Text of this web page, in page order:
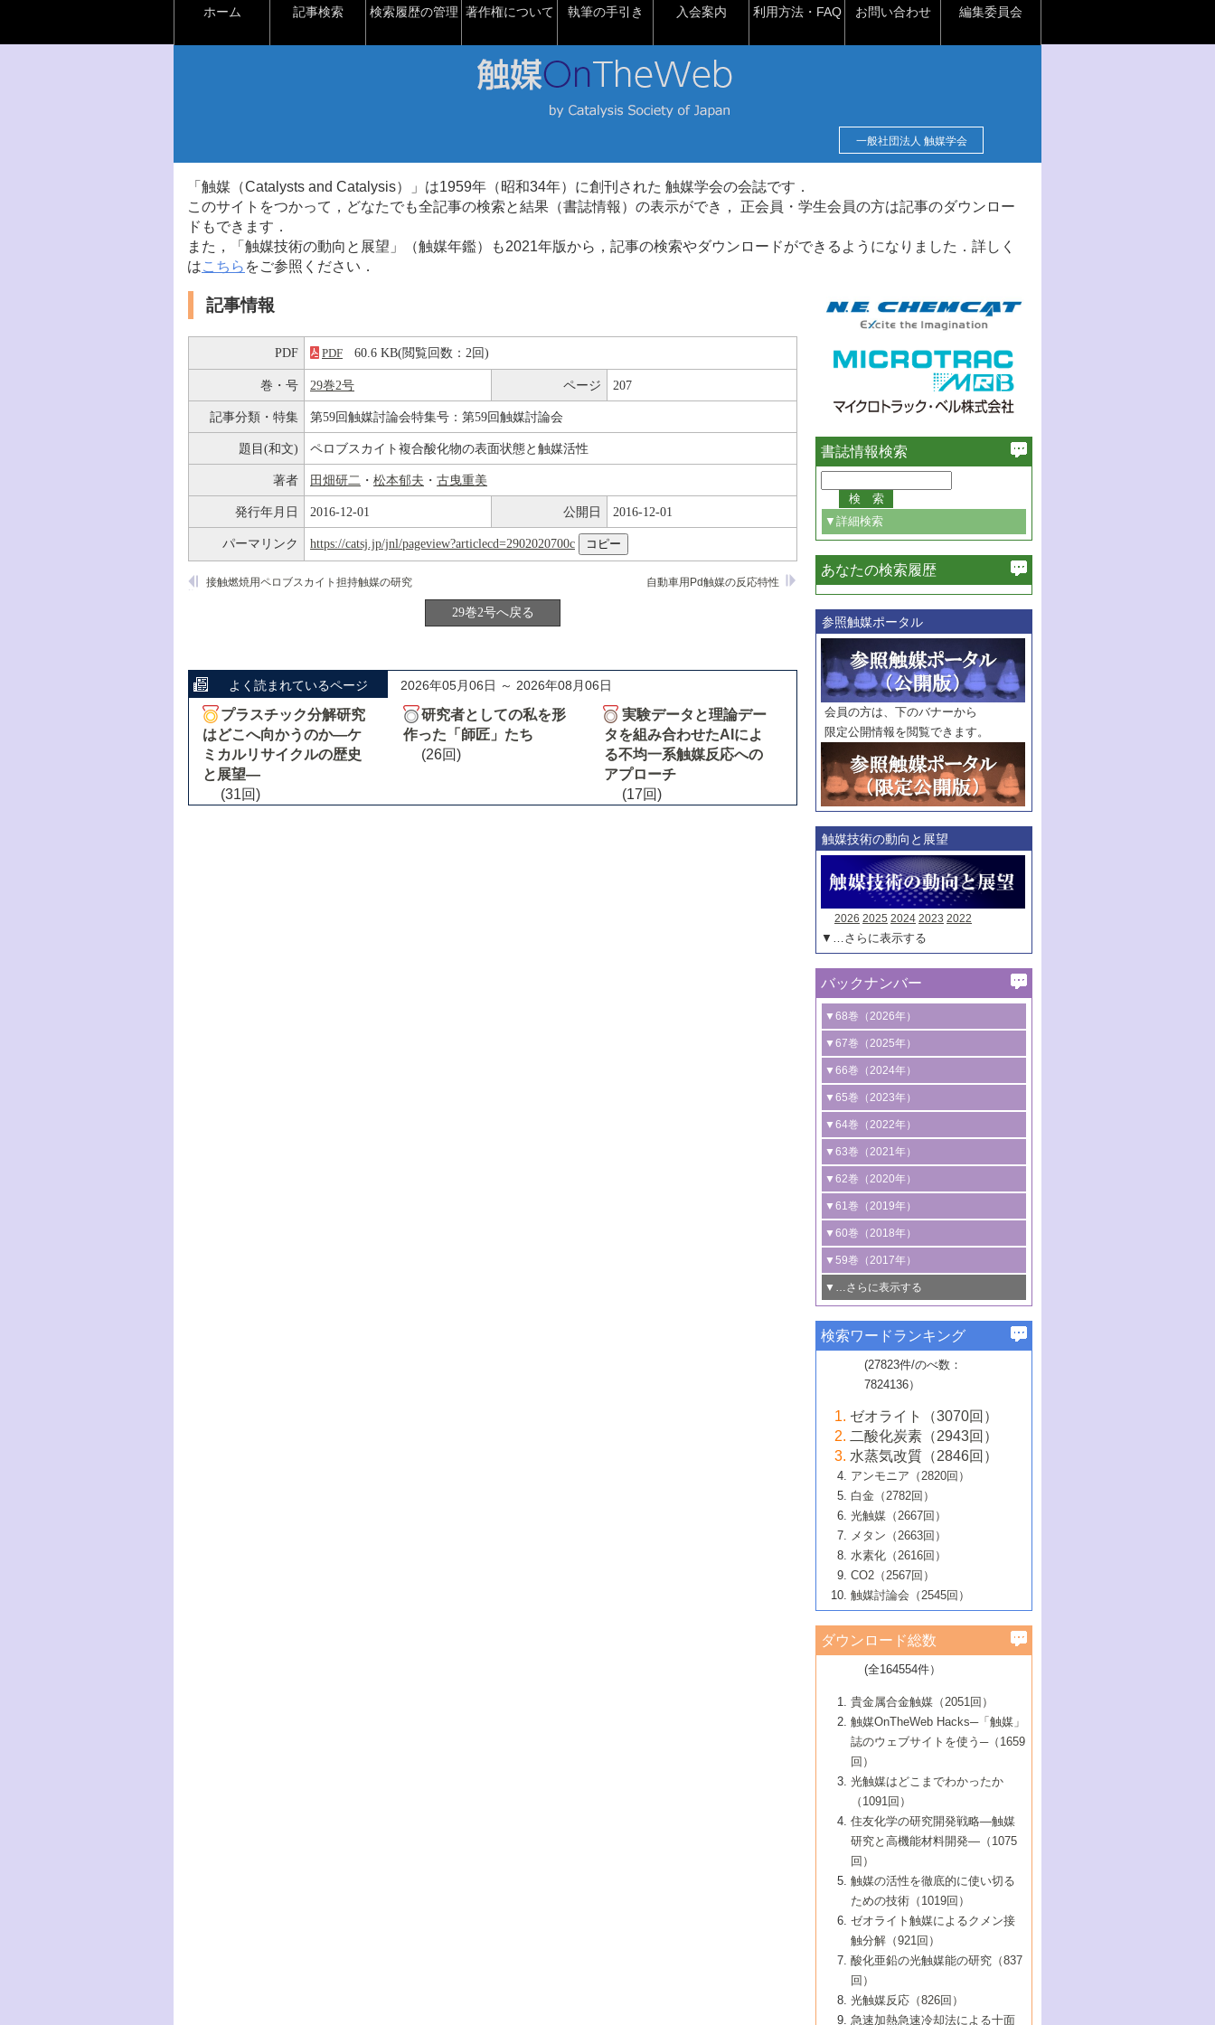
ホーム 記事検索 検索履歴の管理 著作権について 執筆の手引き 入会案内 利用方法・FAQ お問い合わせ 編集委員会
一般社団法人 触媒学会
「触媒（Catalysts and Catalysis）」は1959年（昭和34年）に創刊された 触媒学会の会誌です．
このサイトをつかって，どなたでも全記事の検索と結果（書誌情報）の表示ができ， 正会員・学生会員の方は記事のダウンロー
ドもできます．
また，「触媒技術の動向と展望」（触媒年鑑）も2021年版から，記事の検索やダウンロードができるようになりました．詳しく
はこちら をご参照ください．
記事情報
PDF PDF 60.6 KB(閲覧回数：2回)
巻・号 29巻2号 ページ 207
記事分類・特集 第59回触媒討論会特集号：第59回触媒討論会
題目(和文) ペロブスカイト複合酸化物の表面状態と触媒活性
著者 田畑研二 ・ 松本郁夫 ・ 古曳重美
発行年月日 2016-12-01 公開日 2016-12-01
パーマリンク https://catsj.jp/jnl/pageview?articlecd=2902020700c
自動車用Pd触媒の反応特性
接触燃焼用ペロブスカイト担持触媒の研究
29巻2号へ戻る
よく読まれているページ 2026年05月06日 ～ 2026年08月06日
プラスチック分解研究
はどこへ向かうのか―ケ
ミカルリサイクルの歴史
と展望―
(31回)
研究者としての私を形
作った「師匠」たち
(26回)
実験データと理論デー
タを組み合わせたAIによ
る不均一系触媒反応への
アプローチ
(17回)
書誌情報検索
▼詳細検索
必ず含む
巻・号指定
巻
号
範囲指定
巻
号～
巻
号
触媒年鑑
年度
記事種別
マーク：
マークあり
あなたの検索履歴
参照触媒ポータル
会員の方は、下のバナーから
限定公開情報を閲覧できます。
触媒技術の動向と展望
2026 2025 2024 2023 2022
▼…さらに表示する
バックナンバー
▼68巻（2026年）
1号 過酸化水素合成に関する研究動向
2号 コンピューター技術により加速する
触媒開発
3号 有機分子変換やCO 資源化のための
光触媒に関する最近の研究
B号 第137回触媒討論会（2026年）
▼67巻（2025年）
1号 CO
水素化によるグリーン燃料/グリ
ーンケミカル製造
2号 水素製造のための水分解技術に関す
る最近の研究
3号 オレフィン系樹脂の精密合成に関す
る最新技術
4号 アルコール類の効率的変換を実現す
る非貴金属触媒の研究動向
5号 ゼオライトの合成と応用における研
究動向
6号 ヘテロ接合界面
B号 第135回触媒討論会（2025年）
▼66巻（2024年）
1号 低次元ナノ構造を有する触媒材料
2号 規制反応場を活用した固体触媒研究
の新展開
3号 未踏分子変換を目指した酸化触媒プ
ロセスの最前線
4号 シンクロトロン放射光および中性子
線を利用した触媒解析技術の最先端
5号 単原子触媒
6号 参照触媒委員会からのお知らせ
B号 第133回触媒討論会（2023年）
▼65巻（2023年）
1号 炭素が関わる触媒機能
2号 プラスチックケミカルリサイクルの
ための触媒技術
3号 非酸化物系金属化合物を基盤とした
触媒材料の開発
4号 格子酸素・格子酸素欠陥を利用した
触媒反応
5号 生体触媒によるエネルギー変換反応
6号 窒素とリンの循環のための触媒・機
能性材料
▼64巻（2022年）
1号 合成ガス製造とCOを用いるケミカル
ズ合成の最新動向
2号 化学品合成のための合金触媒開発
3号 CO の排出削減および有効活用のた
めの触媒技術
4号 若手による情報発信企画～とびたて
若き触媒の研究者たち～（1）
若き触媒の研究者たち～（2）
6号 石油のノーブル・ユースを志向した
触媒技術
大学：オンライン・対面開催）
▼63巻（2021年）
1号 金触媒の新展開
2号 ペロブスカイト
3号 特殊反応場を利用した触媒的分子変
換反応
4号 多孔質材料を用いた触媒の新展開
5号 情報学的手法を用いた触媒開発
6号 カーボンニュートラルに向けた電解
技術
B号 第127回触媒討論会（2021年・オン
ライン開催(Zoom)のみ）
▼62巻（2020年）
1号 触媒設計を拓く欠陥構造のキャラク
タリゼーション
2号 機能化学品製造に資するクリーンな
触媒的酸化反応
3号 水処理のための触媒化学
4号 光触媒を用いた水分解の最新の研究
動向
5号 次世代の触媒プロセスを支えるマイ
6号 メタン転換技術の最新動向
B号 第125回触媒討論会（2020年・工学
院大学）
▼61巻（2019年）
1号 物質移動制御に着目した触媒プロセ
ス開発
2号 CO2 フリー水素サプライチェーンに
関わる触媒開発動向
3号 精密高分子合成に関する最近の研究
動向
4号 バイオマス化成品製造のための触媒
5号 固体触媒による含窒素有機化合物変
換の最前線
6号 貴金属使用量低減に向けた自動車排
ガス浄化触媒の開発
B号 第123回触媒討論会（2019年・大阪
▼60巻（2018年）
1号 固体酸触媒の最新の研究動向
2号 二酸化炭素からの有用化学品合成
3号 ナノ粒子・クラスター触媒の最前線
4号 60周年記念企画
5号 進化するゼオライト合成技術
6号 非貴金属系触媒における電気化学的
B号 第121回触媒討論会（2018年・東京
大学）
▼59巻（2017年）
1号 いたるところに，触媒
最先端技術
3号 無機分離膜材料の開発と触媒反応プ
ロセスへの適用
5号 水素のふるまいを解き明かす最先端
研究
6号 低級アルカンの有効利用のための触
媒技術
B号 第119回触媒討論会（2017年・首都
大学東京）
▼…さらに表示する
1号 ユニークな構造の高分子を生み出す触
2号 リグニンからの化成品製造に向けた触
媒技術
3号 触媒研究の最先端～とびたて若き研究
者たち～（1）
4号 触媒研究の最先端～とびたて若き研究
者たち～（2）
5号 触媒研究の最先端～とびたて若き研究
者たち～（3）
6号 イオニクス材料と燃料電池・電解合成
の最新の研究動向
B号 第117回触媒討論会（2016年・大阪府
立大学）
▼57巻（2015年）
1号 水素キャリアにかかわる触媒技術の新
2号 石油精製用触媒の最近の進展
3号 固体酸化物形燃料電池（SOFC）におけ
るアノード触媒上での燃料直接改質技術
4号 コアシェル構造の制御による触媒機能
5号 工業触媒およびその周辺技術の最近の
進歩
6号 ナノシート
B号 第115回触媒討論会（2015年・成蹊大
▼56巻（2014年）
2号 光触媒反応機構に関する最新の研究動
向
開発動向
4号 人工光合成に向けた近年のアプローチ
5号 未利用熱エネルギーの有効活用に貢献
する触媒技術
6号 ポリオキソメタレート
B号 第113回触媒討論会（2014年・ロワジ
ールホテル豊橋）
1号 高耐久性燃料電池システム用触媒にお
ける新展開
2号 リビングラジカル重合の最近の動向
3号 天然ガスの化学工業的展開に関する触
媒技術
4号 貴金属触媒の精密構造制御とその活用
5号 バイオマス化成品製造のための固体触
6号 ナノ空間─吸着状態解析から新機能開拓
B号 第111回触媒討論会（2013年・関西大
▼54巻（2012年）
1号 規則性多孔体の利用技術における最近
の進歩
2号 第109回触媒討論会
3号 貴金属低減技術の最新動向
4号 貴金属代替技術の最新動向
5号 光触媒による物質変換反応の新展開
6号 グラフェン
7号 水素を利用する化成品合成の新潮流
▼53巻（2011年）
1号 金属学から見る合金触媒の新展開
2号 第107回触媒討論会
3号 触媒のその場観察法の進歩（１）
4号 触媒のその場観察法の進歩（２）
5号 不活性結合の触媒的活性化による有機
合成
6号 新しい固体酸触媒技術
7号 ゼオライト合成における最近の進歩
▼52巻（2010年）
1号 触媒の劣化対策と長寿命触媒開発
2号 第105回触媒討論会
3号 ナノ構造が拓く新機能
4号 活性サイトおよびその環境の精密な設
計による触媒の高機能化
5号 触媒を有効に使うための技術
7号 有機分子触媒による精密有機合成
8号 高機能化ポリオレフィンに向けた重合
触媒の最近の進展
1号 炭素材料－熱い注目を集める材料－
2号 第103回触媒討論会
3号 環境浄化用光触媒の現状と課題
4号 水素社会の実現に向けた水素製造・貯
蔵技術の進歩
5号 CO2が関わる触媒・材料
7号 持続可能社会実現のための触媒および
触媒関連技術
▼50巻（2008年）
1号 触媒化学と学会のこの10年，半世紀，
そして未来
2号 第101回触媒討論会
4号 錯体を利用したユニークな表面構造の
構築と機能
5号 若手会員による触媒研究の未来展望1：
企業編
6号 第102回触媒討論会
7号 触媒・化学反応における計算化学の進
8号 若手研究者による触媒研究の未来展望
2：大学・研究所編
▼49巻（2007年）
1号 含フッ素化合物の合成と触媒
2号 第99回触媒討論会
3号 実用的ファインケミカル合成プロセス
を実現する触媒
5号 こんな物質，あんな物質―新たな触媒
の可能性―
7号 『結晶の化学』を活かした触媒研究
8号 イオン液体の応用
▼48巻（2006年）
1号 固体酸触媒の最近の進歩
2号 第97回触媒討論会
3号 リビング重合触媒の最近の展開
5号 水素製造・貯蔵のための触媒技術の新
しい展開
6号 第98回触媒討論会
7号 基礎化学品製造の触媒技術
8号 多機能型リアクター
1号 最近の触媒担体とその効果
2号 第95回触媒討論会
4号 水分解用光触媒材料
5号 時間分解分光の進歩と応用
6号 第96回触媒討論会
8号 超臨界流体を用いた化学プロセスの新
▼46巻（2004年）
1号 部分酸化反応触媒の最前線
2号 第93回触媒討論会
3号 特殊エネルギー場の触媒反応
4号 生体内における金属の触媒作用
5号 ファインケミカルズの展開に寄与する
6号 第94回触媒討論会
7号 サブナノレベルでみた新しい表面現象
8号 オレフィン重合触媒の新たな展
▼45巻（2003年）
1号 なぜこの触媒が良いのか？
2号 第91回触媒討論会
3号 最近の自動車排ガス処理技術
4号 触媒研究の現状と将来─第90回触媒討論
5号 基礎化学品製造の触媒技術
6号 第92回触媒討論会
7号 基礎化学品製造の触媒技術
8号 資源の循環と触媒技術
▼44巻（2002年）
1号 高次制御された触媒の化学
2号 第89回触媒討論会
3号 触媒を利用した電気化学の新展開
4号 ナノ材料の調製と機能化
5号 こんな触媒が欲しい
6号 第90回触媒討論会
7号 触媒研究と学術雑誌/情報
8号 若い世代からみた触媒化学の現状と未
▼43巻（2001年）
1号 グリーンケミストリーと触媒
2号 第87回触媒討論会特集号
3号 生体触媒とバイオプロセス
4号 水素製造・利用の触媒化学
5号 触媒研究における新しい切り口：コン
ビナトリアルケミストリー
6号 第88回触媒討論会特集号
7号 企業における触媒研究のブレークスル
8号 この材料を触媒として使ってみません
▼42巻（2000年）
1号 触媒反応工学の明日を拓く
2号 第85回触媒討論会
3号 反応ダイナミクス
5号 触媒のおもしろさをどのように伝える
6号 第86回触媒討論会
7号 水素化精製触媒の新しい展開
8号 新しい反応性と機能性を目指した金属
クラスタ-化学
▼41巻（1999年）
1号 孔、穴、あな?-特異な空間とその利用-
2号 第83回触媒討論会
3号 均一系触媒反応最前線
4号 実用炭素材料の新展開
5号 研究の方法論を考える
7号 機能性金属材料と触媒
8号 触媒研究へのNMRの応用と展望
▼40巻（1998年）
進展と21世紀への提言/創立40周年記念・触
媒学会この10年の歩みとこれから/創立40周
2号 第81回触媒討論会
3号 計算機触媒化学へのさそい
4号 触媒劣化の制御と予測
5号 最新の実用プロセスと触媒
6号 第82回触媒討論会
1号 均一系と不均一系触媒反応-その特徴と
接点
2号 第79回触媒討論会
3号 最新NO除去触媒の実用化研究
4号 新しい反応場を目指した触媒調製
5号 反応・分離技術の新しい展開
6号 第80回触媒討論会
▼38巻（1996年）
1号 触媒の構造と触媒作用/C1化学を中心と
する21世紀への触媒
3号 オリンピックメダル:金・銀・銅はどん
な触媒作用を示すか
4号 触媒作用における機能の複合化
▼37巻（1995年）
1号 ファインケミカルズと固体触媒
2号 第75回触媒討論会
3号 希土類を利用した触媒
4号 触媒とリサイクル
5号 エネルギー変換触媒
▼36巻（1994年）
1号 電気化学と触媒
2号 第73回触媒討論会
3号 C4化学の展開
4号 《通常号》
▼35巻（1993年）
1号 工業触媒開発マニュアル―探索から工
業化まで
2号 第71回触媒討論会
▼34巻（1992年）
1号 インパクトを与えたこの研究
2号 第69回触媒討論会
▼33巻（1991年）
1号 触媒プロセス開発マニュアル―探索か
▼32巻（1990年）
検索ワードランキング
(27823件/のべ数：
7824136）
ゼオライト（3070回）
二酸化炭素（2943回）
水蒸気改質（2846回）
アンモニア（2820回）
白金（2782回）
光触媒（2667回）
メタン（2663回）
水素化（2616回）
CO2（2567回）
触媒討論会（2545回）
ダウンロード総数
(全164554件）
貴金属合金触媒（2051回）
触媒OnTheWeb Hacks─「触媒」
誌のウェブサイトを使う─（1659
回）
光触媒はどこまでわかったか
（1091回）
住友化学の研究開発戦略―触媒
研究と高機能材料開発―（1075
回）
触媒の活性を徹底的に使い切る
ための技術（1019回）
ゼオライト触媒によるクメン接
触分解（921回）
酸化亜鉛の光触媒能の研究（837
回）
光触媒反応（826回）
急速加熱急速冷却法による十面